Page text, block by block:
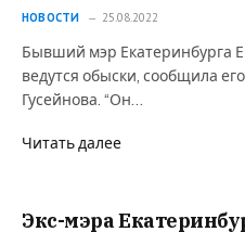
НОВОСТИ 25.08.2022
Бывший мэр Екатеринбурга
ведутся обыски, сообщила
Гусейнова. “Он…
Читать далее
Экс-мэра